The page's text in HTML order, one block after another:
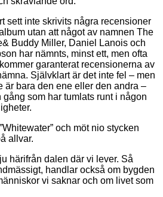
sett inte skrivits några recensioner
utan att något av namnen The
Buddy Miller, Daniel Lanois och
har nämnts, minst ett, men ofta
garanterat recensionerna av
Självklart är det inte fel – men
är bara den ene eller den andra –
som har tumlats runt i någon
och möt nio stycken
allvar.
härifrån dalen där vi lever. Så
handlar också om bygden
vi saknar och om livet som